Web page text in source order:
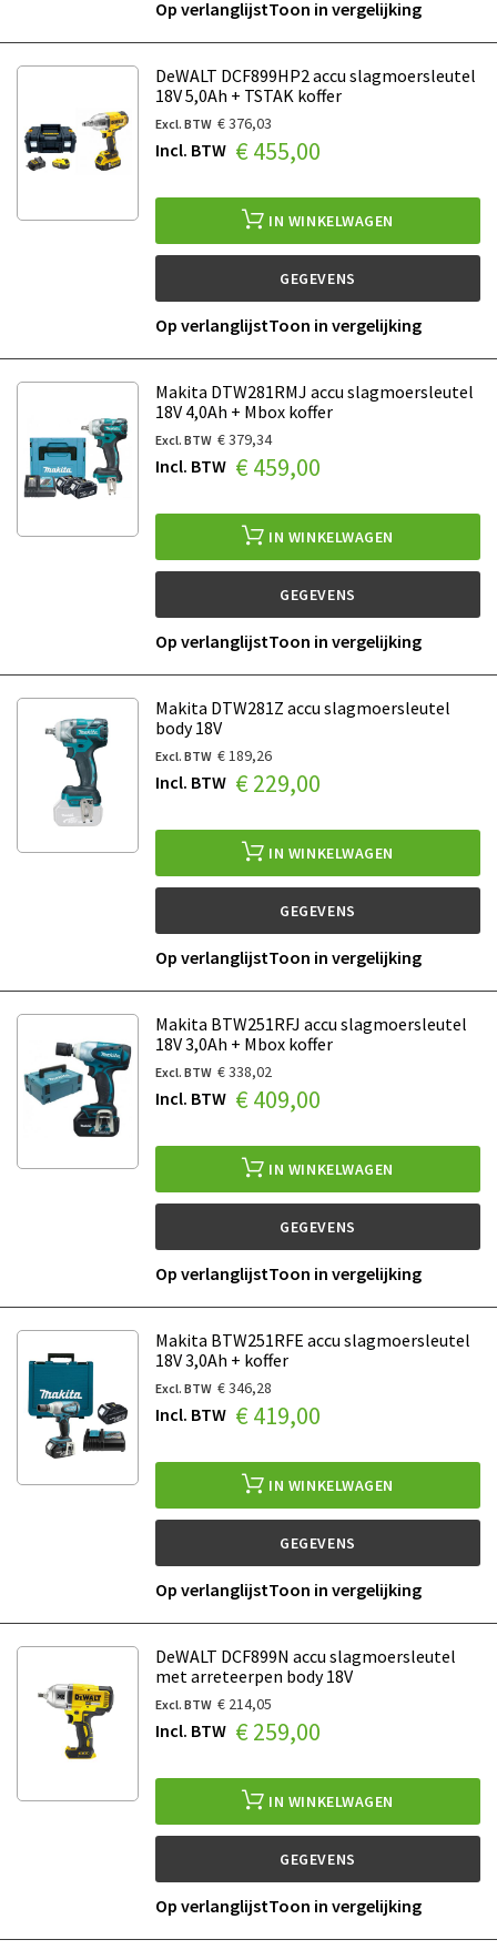
Op verlanglijstToon in vergelijking
DeWALT DCF899HP2 accu slagmoersleutel
18V 5,0Ah + TSTAK koffer
€ 376,03
€ 455,00
IN WINKELWAGEN
GEGEVENS
Op verlanglijstToon in vergelijking
Makita DTW281RMJ accu slagmoersleutel
18V 4,0Ah + Mbox koffer
€ 379,34
€ 459,00
IN WINKELWAGEN
GEGEVENS
Op verlanglijstToon in vergelijking
Makita DTW281Z accu slagmoersleutel
body 18V
€ 189,26
€ 229,00
IN WINKELWAGEN
GEGEVENS
Op verlanglijstToon in vergelijking
Makita BTW251RFJ accu slagmoersleutel
18V 3,0Ah + Mbox koffer
€ 338,02
€ 409,00
IN WINKELWAGEN
GEGEVENS
Op verlanglijstToon in vergelijking
Makita BTW251RFE accu slagmoersleutel
18V 3,0Ah + koffer
€ 346,28
€ 419,00
IN WINKELWAGEN
GEGEVENS
Op verlanglijstToon in vergelijking
DeWALT DCF899N accu slagmoersleutel
met arreteerpen body 18V
€ 214,05
€ 259,00
IN WINKELWAGEN
GEGEVENS
Op verlanglijstToon in vergelijking